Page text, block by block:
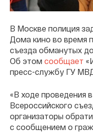
В Москве полиция
Дома кино во время
съезда обманутых
Об этом сообщает
пресс-службу ГУ
«В ходе проведения
Всероссийского
организаторы
с сообщением о